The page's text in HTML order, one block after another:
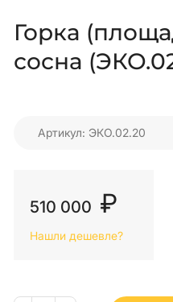
Горка
сосна
Артикул: ЭКО.02.20
510 000 ₽
Нашли дешевле?